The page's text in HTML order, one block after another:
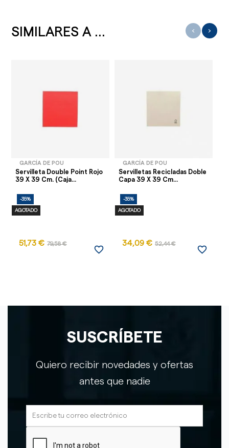
SIMILARES A ...
GARCÍA DE POU
Servilleta Double Point Rojo
39 X 39 Cm. (Caja...
-35%
AGOTADO
51,73 € 79,58 €
favorite_border
GARCÍA DE POU
Servilletas Recicladas Doble
Capa 39 X 39 Cm...
-35%
AGOTADO
34,09 € 52,44 €
favorite_border
‹ ›
SUSCRÍBETE
Quiero recibir novedades y ofertas
antes que nadie